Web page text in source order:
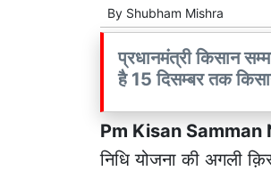
By Shubham Mishra
प्रधानमंत्री किसान
है 15 दिसम्बर तक
Pm Kisan Samman
निधि योजना की अगली